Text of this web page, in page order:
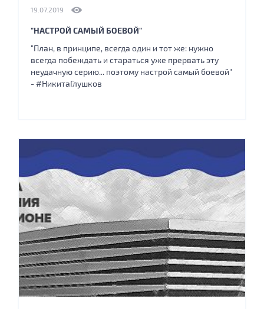
19.07.2019
"НАСТРОЙ САМЫЙ БОЕВОЙ"
"План, в принципе, всегда один и тот же: нужно
всегда побеждать и стараться уже прервать эту
неудачную серию... поэтому настрой самый боевой"
- #НикитаГлушков